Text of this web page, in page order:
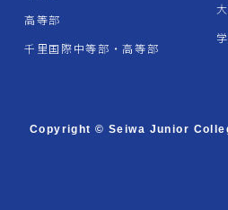
高等部
千里国際中等部・高等部
Copyright © Seiwa Junior